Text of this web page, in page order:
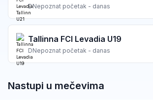
DNepoznat početak - danas
Tallinna FCI Levadia U19
DNepoznat početak - danas
Nastupi u mečevima